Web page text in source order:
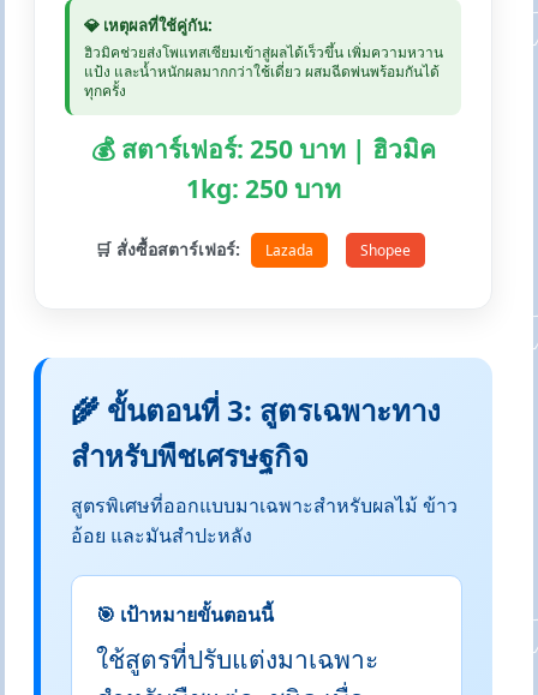
💎 เหตุผลที่ใช้คู่กัน:
ฮิวมิคช่วยส่งโพแทสเซียมเข้าสู่ผลได้เร็วขึ้น เพิ่มความหวาน
แป้ง และน้ำหนักผลมากกว่าใช้เดี่ยว ผสมฉีดพ่นพร้อมกันได้
ทุกครั้ง
💰 สตาร์เฟอร์: 250 บาท | ฮิวมิค
1kg: 250 บาท
🛒 สั่งซื้อสตาร์เฟอร์: Lazada Shopee
🌾 ขั้นตอนที่ 3: สูตรเฉพาะทาง
สำหรับพืชเศรษฐกิจ
สูตรพิเศษที่ออกแบบมาเฉพาะสำหรับผลไม้ ข้าว
อ้อย และมันสำปะหลัง
🎯 เป้าหมายขั้นตอนนี้
ใช้สูตรที่ปรับแต่งมาเฉพาะ